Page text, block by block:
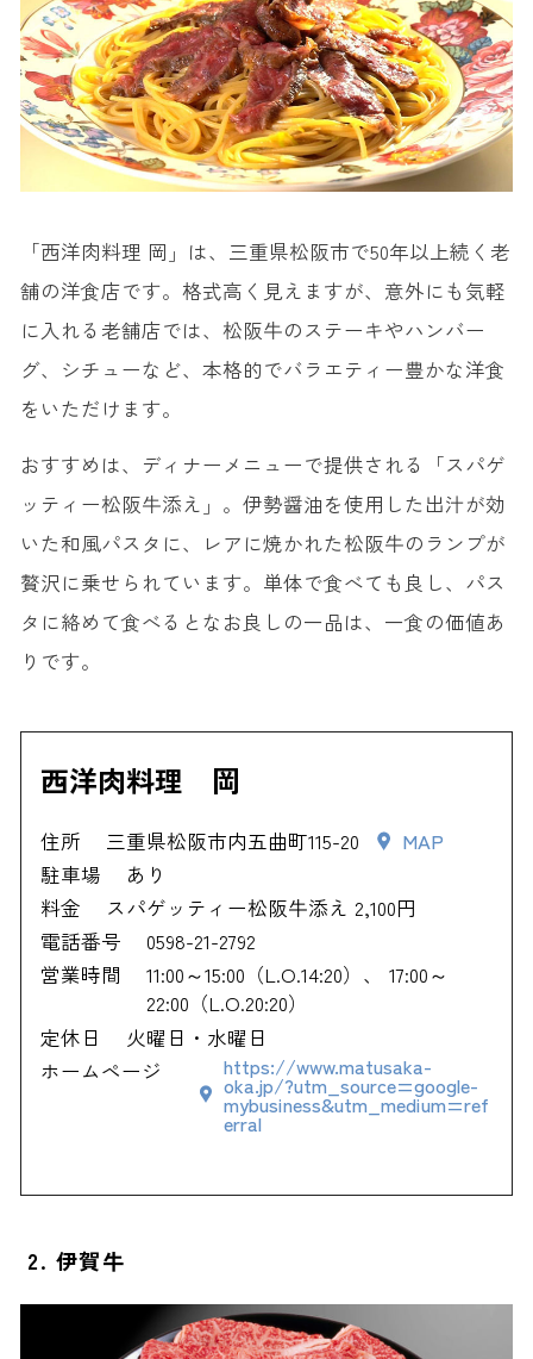
「西洋肉料理 岡」は、三重県松阪市で50年以上続く老
舗の洋食店です。格式高く見えますが、意外にも気軽
に入れる老舗店では、松阪牛のステーキやハンバー
グ、シチューなど、本格的でバラエティー豊かな洋食
をいただけます。
おすすめは、ディナーメニューで提供される「スパゲ
ッティー松阪牛添え」。伊勢醤油を使用した出汁が効
いた和風パスタに、レアに焼かれた松阪牛のランプが
贅沢に乗せられています。単体で食べても良し、パス
タに絡めて食べるとなお良しの一品は、一食の価値あ
りです。
西洋肉料理 岡
住所 三重県松阪市内五曲町115-20
MAP
駐車場
あり
料金
スパゲッティー松阪牛添え 2,100円
電話番号
0598-21-2792
営業時間
11:00～15:00（L.O.14:20）、 17:00～
22:00（L.O.20:20）
定休日
火曜日・水曜日
ホームページ
https://www.matusaka-
oka.jp/?utm_source=google-
mybusiness&utm_medium=ref
erral
2. 伊賀牛